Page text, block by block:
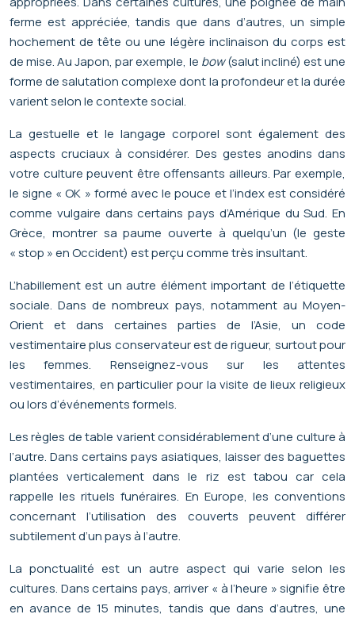
ferme est appréciée, tandis que dans d’autres, un simple
hochement de tête ou une légère inclinaison du corps est
de mise. Au Japon, par exemple, le bow(salut incliné) est une
forme de salutation complexe dont la profondeur et la durée
varient selon le contexte social.
La gestuelle et le langage corporel sont également des
aspects cruciaux à considérer. Des gestes anodins dans
votre culture peuvent être offensants ailleurs. Par exemple,
le signe « OK » formé avec le pouce et l’index est considéré
comme vulgaire dans certains pays d’Amérique du Sud. En
Grèce, montrer sa paume ouverte à quelqu’un (le geste
« stop » en Occident) est perçu comme très insultant.
L’habillement est un autre élément important de l’étiquette
sociale. Dans de nombreux pays, notamment au Moyen-
Orient et dans certaines parties de l’Asie, un code
vestimentaire plus conservateur est de rigueur, surtout pour
les femmes. Renseignez-vous sur les attentes
vestimentaires, en particulier pour la visite de lieux religieux
ou lors d’événements formels.
Les règles de table varient considérablement d’une culture à
l’autre. Dans certains pays asiatiques, laisser des baguettes
plantées verticalement dans le riz est tabou car cela
rappelle les rituels funéraires. En Europe, les conventions
concernant l’utilisation des couverts peuvent différer
subtilement d’un pays à l’autre.
La ponctualité est un autre aspect qui varie selon les
cultures. Dans certains pays, arriver « à l’heure » signifie être
en avance de 15 minutes, tandis que dans d’autres, une